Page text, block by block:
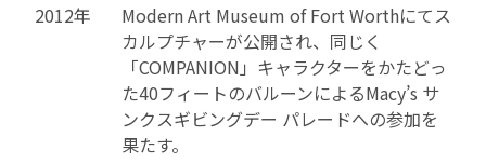
2012年
Modern Art Museum of Fort Worthにてス
カルプチャーが公開され、同じく
「COMPANION」キャラクターをかたどっ
た40フィートのバルーンによるMacy’s サ
ンクスギビングデー パレードへの参加を
果たす。